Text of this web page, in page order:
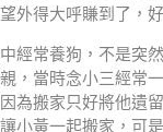
外得大呼賺到了，
經常養狗，不是突
，當時念小三經常
為搬家只好將他遺
小黃一起搬家，可